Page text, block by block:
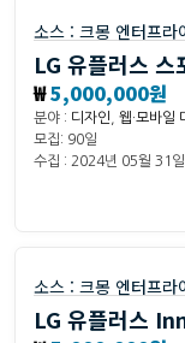
소스 : 크몽 엔터프라
LG 유플러스 스
₩5,000,000원
분야 : 디자인
웹·모바일
모집: 90일
수집 : 2024년 05월 31일
소스 : 크몽 엔터프라
LG 유플러스